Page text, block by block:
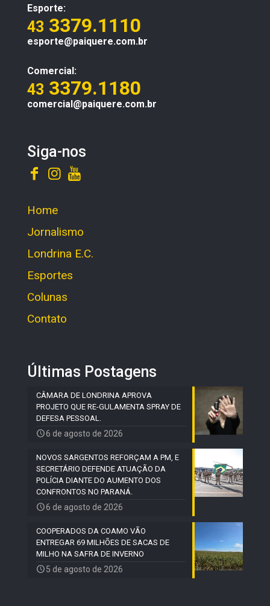
Esporte:
43 3379.1110
esporte@paiquere.com.br
Comercial:
43 3379.1180
comercial@paiquere.com.br
Siga-nos
Home
Jornalismo
Londrina E.C.
Esportes
Colunas
Contato
Últimas Postagens
CÂMARA DE LONDRINA APROVA
PROJETO QUE RE-GULAMENTA SPRAY DE
DEFESA PESSOAL.
6 de agosto de 2026
NOVOS SARGENTOS REFORÇAM A PM, E
SECRETÁRIO DEFENDE ATUAÇÃO DA
POLÍCIA DIANTE DO AUMENTO DOS
CONFRONTOS NO PARANÁ.
6 de agosto de 2026
COOPERADOS DA COAMO VÃO
ENTREGAR 69 MILHÕES DE SACAS DE
MILHO NA SAFRA DE INVERNO
5 de agosto de 2026